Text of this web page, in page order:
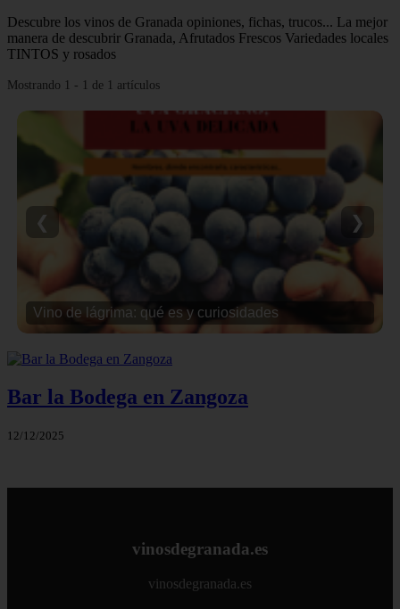
Descubre los vinos de Granada opiniones, fichas, trucos... La mejor
manera de descubrir Granada, Afrutados Frescos Variedades locales
TINTOS y rosados
Mostrando 1 - 1 de 1 artículos
Vino de lágrima: qué es y curiosidades
❮ ❯
Bar la Bodega en Zangoza
12/12/2025
vinosdegranada.es
vinosdegranada.es